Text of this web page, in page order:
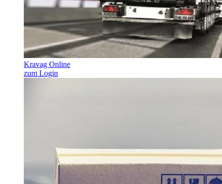
Kravag Online
zum Login